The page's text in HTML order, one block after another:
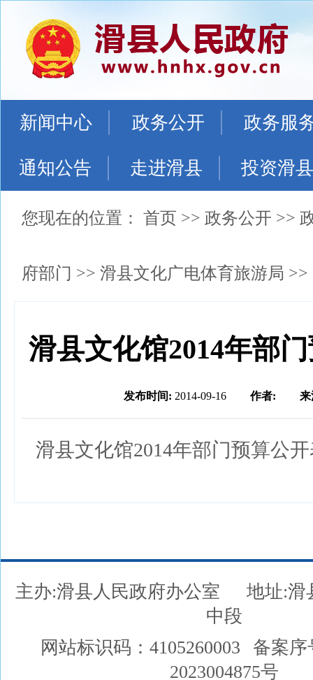
新闻中心 政务公开 政务服
通知公告 走进滑县 投资滑县
您现在的位置： 首页 >> 政务公开 >>
府部门 >> 滑县文化广电体育旅游局 >>
滑县文化馆2014年部
发布时间: 2014-09-16 作者: 来
滑县文化馆2014年部门预算公
主办:滑县人民政府办公室
地址:滑
中段
网站标识码：4105260003
备案序
2023004875号